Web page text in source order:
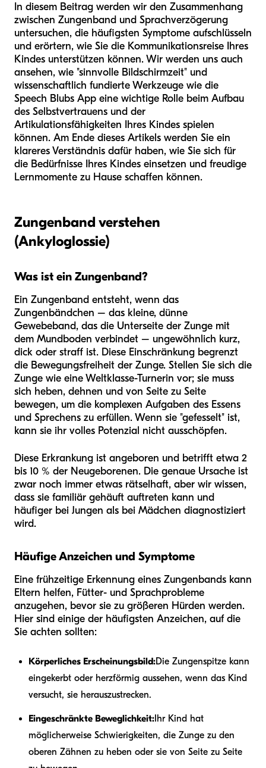
In diesem Beitrag werden wir den Zusammenhang
zwischen Zungenband und Sprachverzögerung
untersuchen, die häufigsten Symptome aufschlüsseln
und erörtern, wie Sie die Kommunikationsreise Ihres
Kindes unterstützen können. Wir werden uns auch
ansehen, wie "sinnvolle Bildschirmzeit" und
wissenschaftlich fundierte Werkzeuge wie die
Speech Blubs App eine wichtige Rolle beim Aufbau
des Selbstvertrauens und der
Artikulationsfähigkeiten Ihres Kindes spielen
können. Am Ende dieses Artikels werden Sie ein
klareres Verständnis dafür haben, wie Sie sich für
die Bedürfnisse Ihres Kindes einsetzen und freudige
Lernmomente zu Hause schaffen können.
Zungenband verstehen
(Ankyloglossie)
Was ist ein Zungenband?
Ein Zungenband entsteht, wenn das
Zungenbändchen – das kleine, dünne
Gewebeband, das die Unterseite der Zunge mit
dem Mundboden verbindet – ungewöhnlich kurz,
dick oder straff ist. Diese Einschränkung begrenzt
die Bewegungsfreiheit der Zunge. Stellen Sie sich die
Zunge wie eine Weltklasse-Turnerin vor; sie muss
sich heben, dehnen und von Seite zu Seite
bewegen, um die komplexen Aufgaben des Essens
und Sprechens zu erfüllen. Wenn sie "gefesselt" ist,
kann sie ihr volles Potenzial nicht ausschöpfen.
Diese Erkrankung ist angeboren und betrifft etwa 2
bis 10 % der Neugeborenen. Die genaue Ursache ist
zwar noch immer etwas rätselhaft, aber wir wissen,
dass sie familiär gehäuft auftreten kann und
häufiger bei Jungen als bei Mädchen diagnostiziert
wird.
Häufige Anzeichen und Symptome
Eine frühzeitige Erkennung eines Zungenbands kann
Eltern helfen, Fütter- und Sprachprobleme
anzugehen, bevor sie zu größeren Hürden werden.
Hier sind einige der häufigsten Anzeichen, auf die
Sie achten sollten:
Körperliches Erscheinungsbild:Die Zungenspitze kann
eingekerbt oder herzförmig aussehen, wenn das Kind
versucht, sie herauszustrecken.
Eingeschränkte Beweglichkeit: Ihr Kind hat
möglicherweise Schwierigkeiten, die Zunge zu den
oberen Zähnen zu heben oder sie von Seite zu Seite